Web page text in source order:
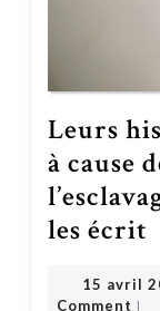
Leurs
à cause
les écrit
15 avril
Comment |